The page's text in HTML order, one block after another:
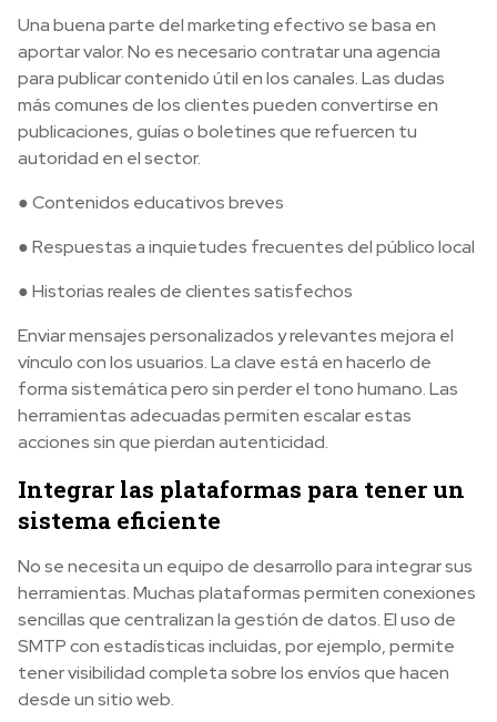
Una buena parte del marketing efectivo se basa en
aportar valor. No es necesario contratar una agencia
para publicar contenido útil en los canales. Las dudas
más comunes de los clientes pueden convertirse en
publicaciones, guías o boletines que refuercen tu
autoridad en el sector.
● Contenidos educativos breves
● Respuestas a inquietudes frecuentes del público local
● Historias reales de clientes satisfechos
Enviar mensajes personalizados y relevantes mejora el
vínculo con los usuarios. La clave está en hacerlo de
forma sistemática pero sin perder el tono humano. Las
herramientas adecuadas permiten escalar estas
acciones sin que pierdan autenticidad.
Integrar las plataformas para tener un
sistema eficiente
No se necesita un equipo de desarrollo para integrar sus
herramientas. Muchas plataformas permiten conexiones
sencillas que centralizan la gestión de datos. El uso de
SMTP con estadísticas incluidas, por ejemplo, permite
tener visibilidad completa sobre los envíos que hacen
desde un sitio web.